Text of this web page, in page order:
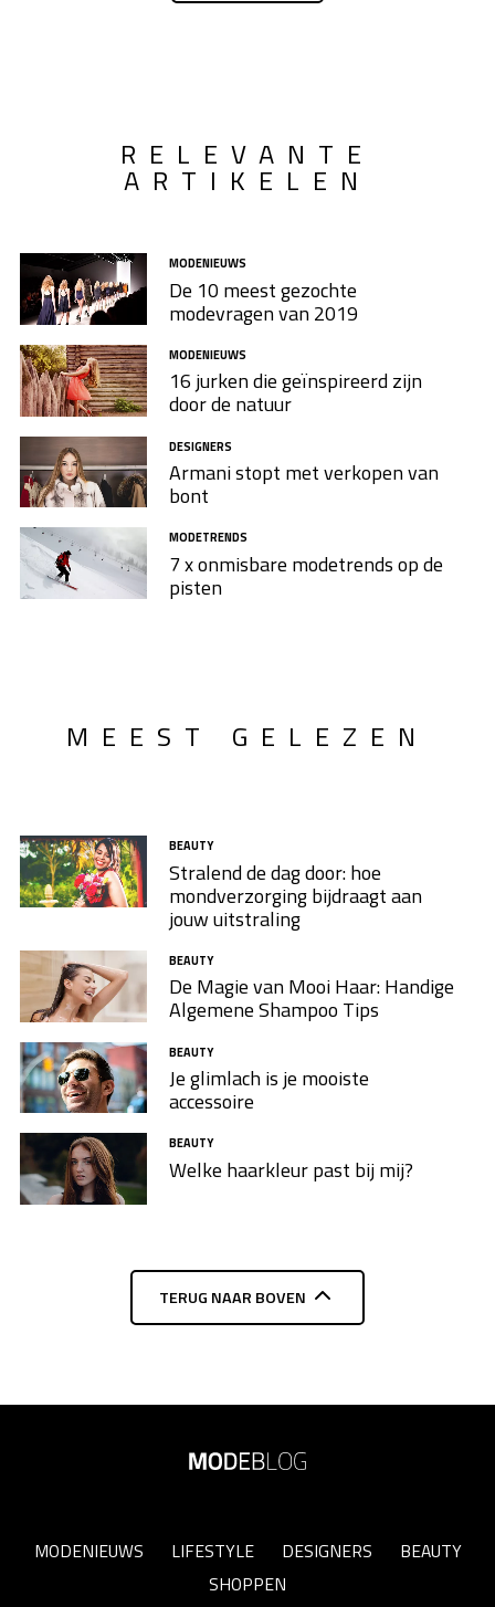
RELEVANTE
ARTIKELEN
MODENIEUWS
De 10 meest gezochte
modevragen van 2019
MODENIEUWS
16 jurken die geïnspireerd zijn
door de natuur
DESIGNERS
Armani stopt met verkopen van
bont
MODETRENDS
7 x onmisbare modetrends op de
pisten
MEEST GELEZEN
BEAUTY
Stralend de dag door: hoe
mondverzorging bijdraagt aan
jouw uitstraling
BEAUTY
De Magie van Mooi Haar: Handige
Algemene Shampoo Tips
BEAUTY
Je glimlach is je mooiste
accessoire
BEAUTY
Welke haarkleur past bij mij?
TERUG NAAR BOVEN
MODENIEUWS LIFESTYLE DESIGNERS
BEAUTY
SHOPPEN